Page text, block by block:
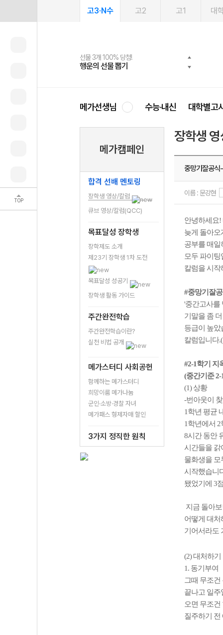
TOP
고3·N수 고2 고1 대
선물 3개 100% 당첨!
행운의 선물 뽑기
선물 100% 증정!
메가스터디 X 올리브
여름방학 스터디 캐시백
메가런 썸머스쿨
2027 러셀 단과
강사 공개선발
스마트러닝앱
설문 EVENT
메가패스
3일 무료 체험권
메가패스 수강생 무료혜택!
메가클럽 멤버십
사회공헌 캠페인
희망이룸 메가나눔
메가선생님 수능·내신 대학별고
메가캠페인
합격 선배 멘토링
장학생 영상/칼럼
큐브 영상/칼럼(QCC)
목표달성 장학생
장학제도 소개
제23기 장학생 1차 도전
목표달성 성공기
장학생 활동 가이드
주간완전학습
주간완전학습이란?
실천 비법 공개
메가스터디 사회공헌
함께하는 메가스터디
희망이룸 메가나눔
군인·소방·경찰 자녀
메가패스 형제자매 할인
3가지 정직한 원칙
장학생
중망기잘공식
이름 : 문강현
안녕하세요!
늦게 돌아오
공부를 매일
모두 파이
칼럼을 시작
#중망기잘
'중간고사를
기말을 좀
등급이 높았
칼럼입니다
#2-1학기 지
(중간기준 2-
(1) 상황
-번아웃이
1학년 평균
1학년에서
8시간 동안
시간들을 갉
물화생을 모
시작했습니
됐었기에 3
지금 돌아
어떻게 대처
기어서라도
(2) 대처하기
1. 동기부여
그때 무조
끝나고 일주
오면 무조건
질주하기 전